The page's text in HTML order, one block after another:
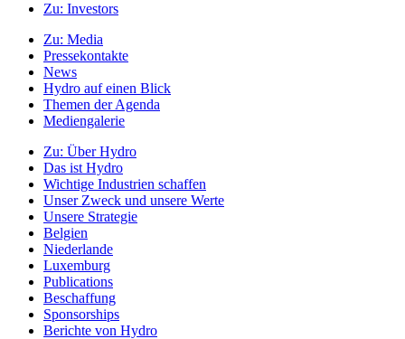
Zu: Investors
Zu: Media
Pressekontakte
News
Hydro auf einen Blick
Themen der Agenda
Mediengalerie
Zu: Über Hydro
Das ist Hydro
Wichtige Industrien schaffen
Unser Zweck und unsere Werte
Unsere Strategie
Belgien
Niederlande
Luxemburg
Publications
Beschaffung
Sponsorships
Berichte von Hydro